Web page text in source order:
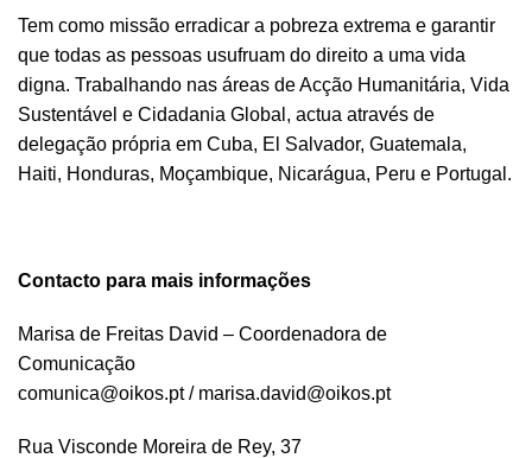
Tem como missão erradicar a pobreza extrema e garantir
que todas as pessoas usufruam do direito a uma vida
digna. Trabalhando nas áreas de Acção Humanitária, Vida
Sustentável e Cidadania Global, actua através de
delegação própria em Cuba, El Salvador, Guatemala,
Haiti, Honduras, Moçambique, Nicarágua, Peru e Portugal.
Contacto para mais informações
Marisa de Freitas David – Coordenadora de
Comunicação
comunica@oikos.pt/ marisa.david@oikos.pt
Rua Visconde Moreira de Rey, 37